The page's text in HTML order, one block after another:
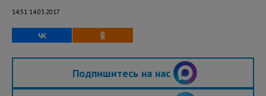
14:51 14.03.2017
Подпишитесь на нас